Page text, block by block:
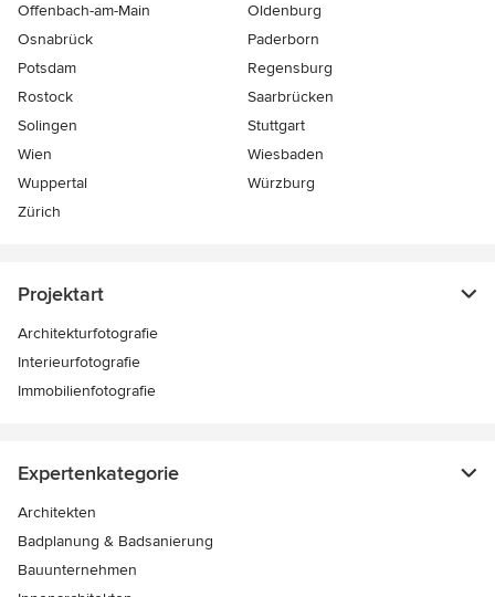
Offenbach-am-Main
Oldenburg
Osnabrück
Paderborn
Potsdam
Regensburg
Rostock
Saarbrücken
Solingen
Stuttgart
Wien
Wiesbaden
Wuppertal
Würzburg
Zürich
Projektart
Architekturfotografie
Interieurfotografie
Immobilienfotografie
Expertenkategorie
Architekten
Badplanung & Badsanierung
Bauunternehmen